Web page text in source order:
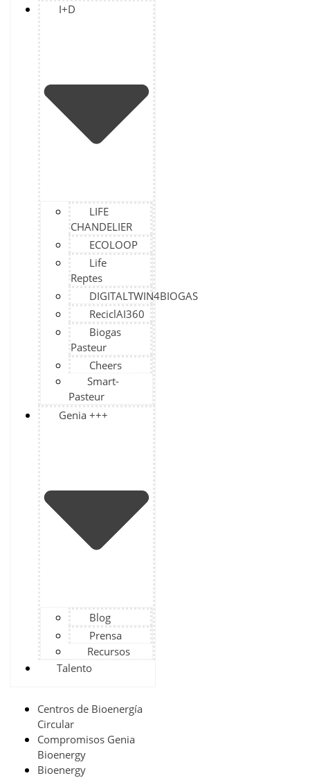
I+D
LIFE
CHANDELIER
ECOLOOP
Life
Reptes
DIGITALTWIN4BIOGAS
ReciclAI360
Biogas
Pasteur
Cheers
Smart-
Pasteur
Genia +++
Blog
Prensa
Recursos
Talento
Centros de Bioenergía
Circular
Compromisos Genia
Bioenergy
Bioenergy